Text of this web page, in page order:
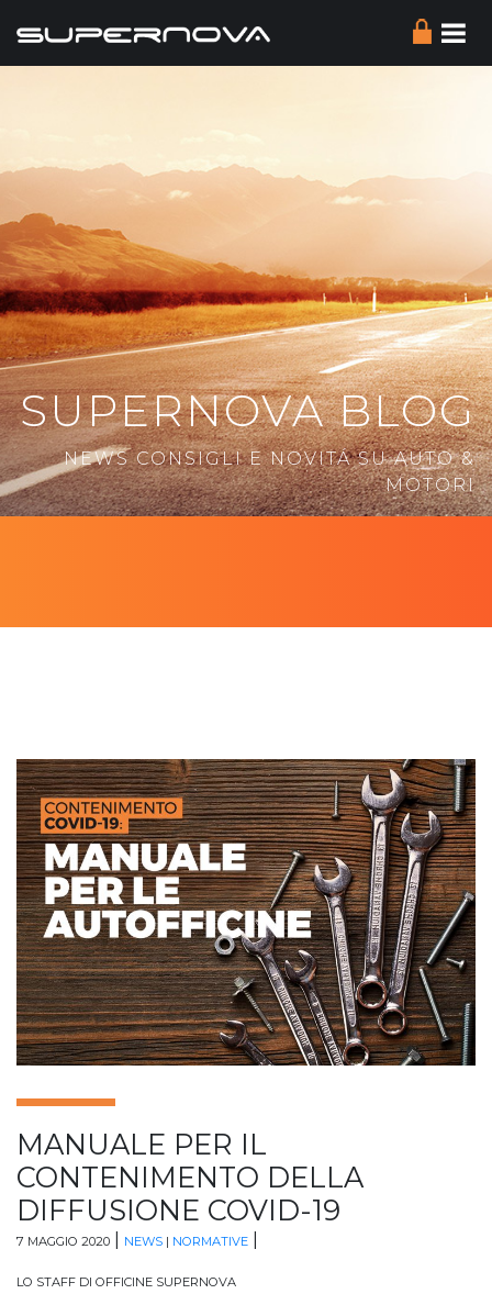
SUPERNOVA BLOG
NEWS CONSIGLI E NOVITÁ SU AUTO &
MOTORI
MANUALE PER IL
CONTENIMENTO DELLA
DIFFUSIONE COVID-19
7 MAGGIO 2020 NEWS | NORMATIVE
LO STAFF DI OFFICINE SUPERNOVA